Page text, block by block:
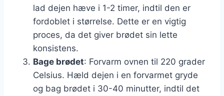
lad dejen hæve i 1-2 timer, indtil den er
fordoblet i størrelse. Dette er en vigtig
proces, da det giver brødet sin lette
konsistens.
Bage brødet: Forvarm ovnen til 220 grader
Celsius. Hæld dejen i en forvarmet gryde
og bag brødet i 30-40 minutter, indtil det